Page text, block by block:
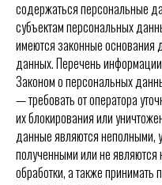
содержаться персональные
субъектам персональных
имеются законные основания
данных. Перечень
Законом о персональных
— требовать от оператора
их блокирования или
данные являются неполными,
полученными или не
обработки, а также